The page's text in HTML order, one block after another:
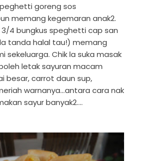
goreng sos
memang kegemaran anak2.
3/4 bungkus speghetti cap san
tanda halal tau!) memang
sekeluarga. Chik la suka masak
letak sayuran macam
besar, carrot daun sup,
warnanya...antara cara nak
sayur banyak2....